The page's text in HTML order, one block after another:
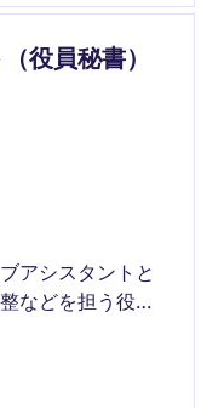
役員秘書）
アシスタントと
などを担う役割
て、高い調整力